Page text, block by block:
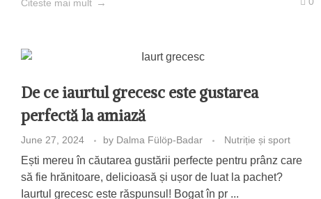
Citeste mai mult
De ce iaurtul grecesc este gustarea
perfectă la amiază
June 27, 2024 by Dalma Fülöp-Badar Nutriție și sport
Ești mereu în căutarea gustării perfecte pentru prânz care
să fie hrănitoare, delicioasă și ușor de luat la pachet?
Iaurtul grecesc este răspunsul! Bogat în pr ...